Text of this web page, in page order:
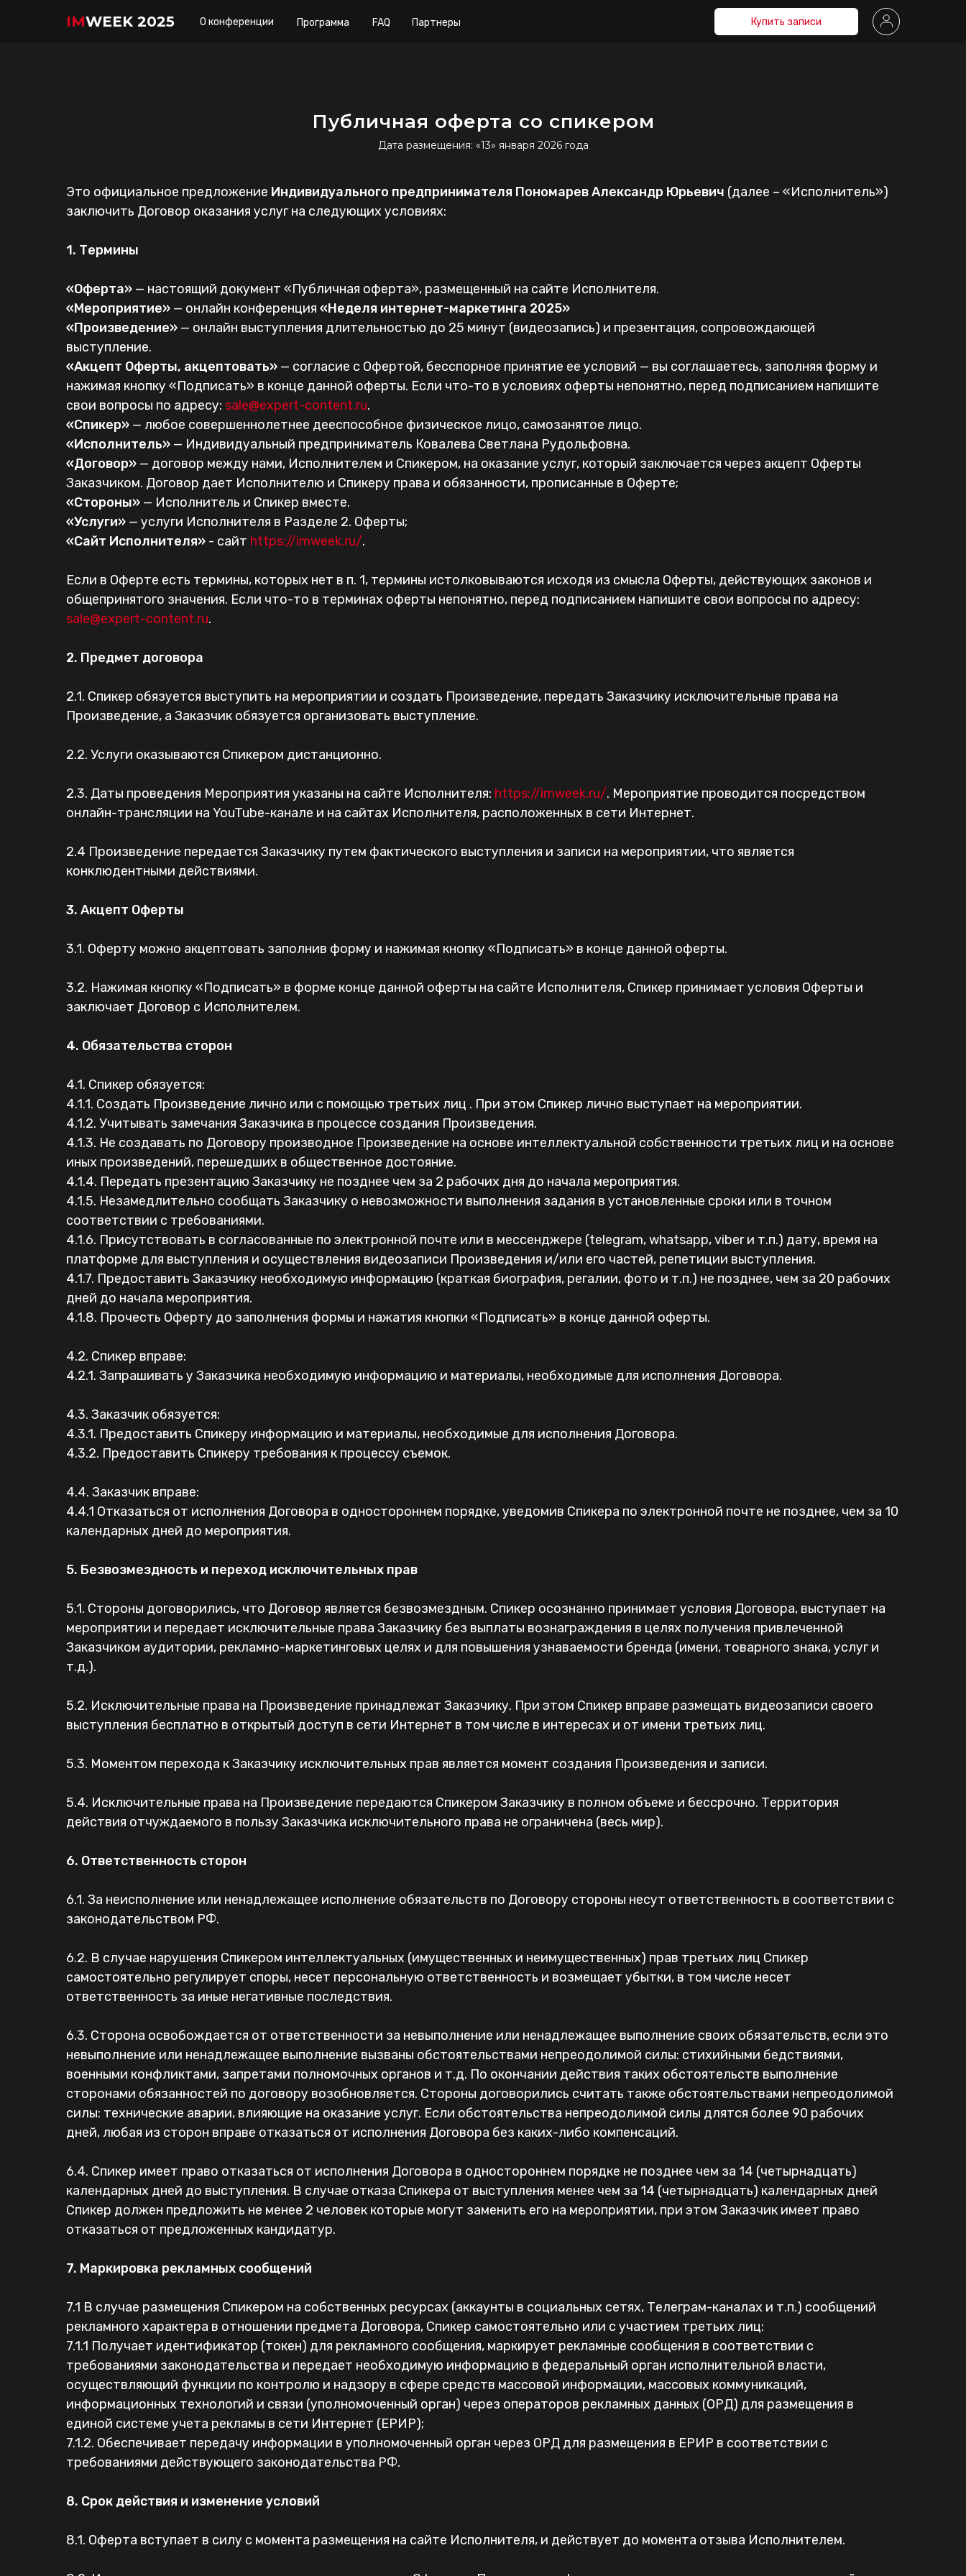
Купить записи
Партнеры
FAQ
О конференции
IMWEEK 2025 Программа
Публичная оферта со спикером
Дата размещения: «13» января 2026 года
Это официальное предложение Индивидуального предпринимателя Пономарев Александр Юрьевич (далее – «Исполнитель»)
заключить Договор оказания услуг на следующих условиях:
1. Термины
«Оферта» — настоящий документ «Публичная оферта», размещенный на сайте Исполнителя.
«Мероприятие» — онлайн конференция «Неделя интернет-маркетинга 2025»
«Произведение» — онлайн выступления длительностью до 25 минут (видеозапись) и презентация, сопровождающей
выступление.
«Акцепт Оферты, акцептовать» — согласие с Офертой, бесспорное принятие ее условий — вы соглашаетесь, заполняя форму и
нажимая кнопку «Подписать» в конце данной оферты. Если что-то в условиях оферты непонятно, перед подписанием напишите
свои вопросы по адресу: sale@expert-content.ru.
«Спикер» — любое совершеннолетнее дееспособное физическое лицо, самозанятое лицо.
«Исполнитель» — Индивидуальный предприниматель Ковалева Светлана Рудольфовна.
«Договор» — договор между нами, Исполнителем и Спикером, на оказание услуг, который заключается через акцепт Оферты
Заказчиком. Договор дает Исполнителю и Спикеру права и обязанности, прописанные в Оферте;
«Стороны» — Исполнитель и Спикер вместе.
«Услуги» — услуги Исполнителя в Разделе 2. Оферты;
«Сайт Исполнителя» - сайт https://imweek.ru/.
Если в Оферте есть термины, которых нет в п. 1, термины истолковываются исходя из смысла Оферты, действующих законов и
общепринятого значения. Если что-то в терминах оферты непонятно, перед подписанием напишите свои вопросы по адресу:
sale@expert-content.ru.
2. Предмет договора
2.1. Спикер обязуется выступить на мероприятии и создать Произведение, передать Заказчику исключительные права на
Произведение, а Заказчик обязуется организовать выступление.
2.2. Услуги оказываются Спикером дистанционно.
2.3. Даты проведения Мероприятия указаны на сайте Исполнителя: https://imweek.ru/. Мероприятие проводится посредством
онлайн-трансляции на YouTube-канале и на сайтах Исполнителя, расположенных в сети Интернет.
2.4 Произведение передается Заказчику путем фактического выступления и записи на мероприятии, что является
конклюдентными действиями.
3. Акцепт Оферты
3.1. Оферту можно акцептовать заполнив форму и нажимая кнопку «Подписать» в конце данной оферты.
3.2. Нажимая кнопку «Подписать» в форме конце данной оферты на сайте Исполнителя, Спикер принимает условия Оферты и
заключает Договор с Исполнителем.
4. Обязательства сторон
4.1. Спикер обязуется:
4.1.1. Создать Произведение лично или с помощью третьих лиц . При этом Спикер лично выступает на мероприятии.
4.1.2. Учитывать замечания Заказчика в процессе создания Произведения.
4.1.3. Не создавать по Договору производное Произведение на основе интеллектуальной собственности третьих лиц и на основе
иных произведений, перешедших в общественное достояние.
4.1.4. Передать презентацию Заказчику не позднее чем за 2 рабочих дня до начала мероприятия.
4.1.5. Незамедлительно сообщать Заказчику о невозможности выполнения задания в установленные сроки или в точном
соответствии с требованиями.
4.1.6. Присутствовать в согласованные по электронной почте или в мессенджере (telegram, whatsapp, viber и т.п.) дату, время на
платформе для выступления и осуществления видеозаписи Произведения и/или его частей, репетиции выступления.
4.1.7. Предоставить Заказчику необходимую информацию (краткая биография, регалии, фото и т.п.) не позднее, чем за 20 рабочих
дней до начала мероприятия.
4.1.8. Прочесть Оферту до заполнения формы и нажатия кнопки «Подписать» в конце данной оферты.
4.2. Спикер вправе:
4.2.1. Запрашивать у Заказчика необходимую информацию и материалы, необходимые для исполнения Договора.
4.3. Заказчик обязуется:
4.3.1. Предоставить Спикеру информацию и материалы, необходимые для исполнения Договора.
4.3.2. Предоставить Спикеру требования к процессу съемок.
4.4. Заказчик вправе:
4.4.1 Отказаться от исполнения Договора в одностороннем порядке, уведомив Спикера по электронной почте не позднее, чем за 10
календарных дней до мероприятия.
5. Безвозмездность и переход исключительных прав
5.1. Стороны договорились, что Договор является безвозмездным. Спикер осознанно принимает условия Договора, выступает на
мероприятии и передает исключительные права Заказчику без выплаты вознаграждения в целях получения привлеченной
Заказчиком аудитории, рекламно-маркетинговых целях и для повышения узнаваемости бренда (имени, товарного знака, услуг и
т.д.).
5.2. Исключительные права на Произведение принадлежат Заказчику. При этом Спикер вправе размещать видеозаписи своего
выступления бесплатно в открытый доступ в сети Интернет в том числе в интересах и от имени третьих лиц.
5.3. Моментом перехода к Заказчику исключительных прав является момент создания Произведения и записи.
5.4. Исключительные права на Произведение передаются Спикером Заказчику в полном объеме и бессрочно. Территория
действия отчуждаемого в пользу Заказчика исключительного права не ограничена (весь мир).
6. Ответственность сторон
6.1. За неисполнение или ненадлежащее исполнение обязательств по Договору стороны несут ответственность в соответствии с
законодательством РФ.
6.2. В случае нарушения Спикером интеллектуальных (имущественных и неимущественных) прав третьих лиц Спикер
самостоятельно регулирует споры, несет персональную ответственность и возмещает убытки, в том числе несет
ответственность за иные негативные последствия.
6.3. Сторона освобождается от ответственности за невыполнение или ненадлежащее выполнение своих обязательств, если это
невыполнение или ненадлежащее выполнение вызваны обстоятельствами непреодолимой силы: стихийными бедствиями,
военными конфликтами, запретами полномочных органов и т.д. По окончании действия таких обстоятельств выполнение
сторонами обязанностей по договору возобновляется. Стороны договорились считать также обстоятельствами непреодолимой
силы: технические аварии, влияющие на оказание услуг. Если обстоятельства непреодолимой силы длятся более 90 рабочих
дней, любая из сторон вправе отказаться от исполнения Договора без каких-либо компенсаций.
6.4. Спикер имеет право отказаться от исполнения Договора в одностороннем порядке не позднее чем за 14 (четырнадцать)
календарных дней до выступления. В случае отказа Спикера от выступления менее чем за 14 (четырнадцать) календарных дней
Спикер должен предложить не менее 2 человек которые могут заменить его на мероприятии, при этом Заказчик имеет право
отказаться от предложенных кандидатур.
7. Маркировка рекламных сообщений
7.1 В случае размещения Спикером на собственных ресурсах (аккаунты в социальных сетях, Телеграм-каналах и т.п.) сообщений
рекламного характера в отношении предмета Договора, Спикер самостоятельно или с участием третьих лиц:
7.1.1 Получает идентификатор (токен) для рекламного сообщения, маркирует рекламные сообщения в соответствии с
требованиями законодательства и передает необходимую информацию в федеральный орган исполнительной власти,
осуществляющий функции по контролю и надзору в сфере средств массовой информации, массовых коммуникаций,
информационных технологий и связи (уполномоченный орган) через операторов рекламных данных (ОРД) для размещения в
единой системе учета рекламы в сети Интернет (ЕРИР);
7.1.2. Обеспечивает передачу информации в уполномоченный орган через ОРД для размещения в ЕРИР в соответствии с
требованиями действующего законодательства РФ.
8. Срок действия и изменение условий
8.1. Оферта вступает в силу с момента размещения на сайте Исполнителя, и действует до момента отзыва Исполнителем.